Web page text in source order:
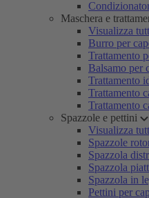
Maschera e
Visualizza
Burro per
Trattamento
Balsamo per
Trattamento
Trattamento
Trattamento
Spazzole e pettini
Visualizza
Spazzole
Spazzola
Spazzola
Spazzola in
Pettini per